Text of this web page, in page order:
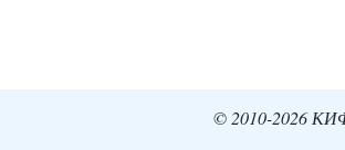
© 2010-2026 КИФ